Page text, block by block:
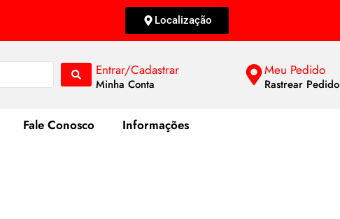
Localização
Entrar/Cadastrar
Minha Conta
Meu Pedido
Rastrear Pedido
Fale Conosco Informações